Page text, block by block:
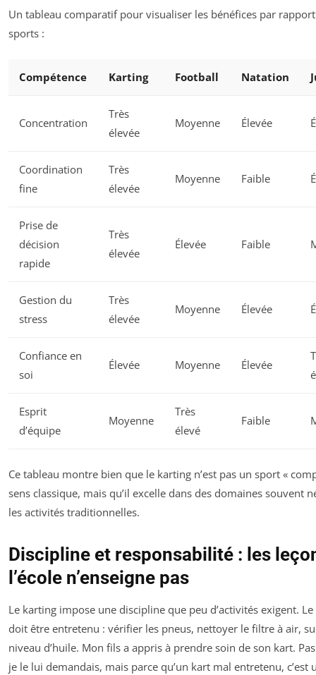
Un tableau comparatif pour visualiser les bénéfices par rapport
sports :
Compétence Karting Football Natation
Concentration
Très
élevée
Moyenne Élevée
Coordination
fine
Très
élevée
Moyenne Faible
Prise de
décision
rapide
Très
élevée
Élevée Faible
Gestion du
stress
Très
élevée
Moyenne Élevée
Confiance en
soi
Élevée Moyenne Élevée
Esprit
d’équipe
Moyenne
Très
élevé
Faible
Ce tableau montre bien que le karting n’est pas un sport «
sens classique, mais qu’il excelle dans des domaines souvent
les activités traditionnelles.
Discipline et responsabilité : les
l’école n’enseigne pas
Le karting impose une discipline que peu d’activités exigent.
doit être entretenu : vérifier les pneus, nettoyer le filtre à air,
niveau d’huile. Mon fils a appris à prendre soin de son kart.
je le lui demandais, mais parce qu’un kart mal entretenu, c’est